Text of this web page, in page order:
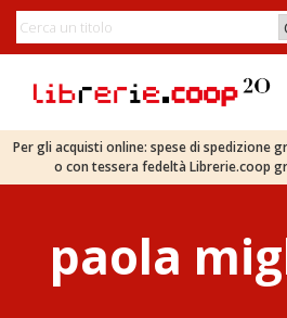
Per gli acquisti online: spese di spedizione
o con tessera fedeltà Librerie.coop
paola